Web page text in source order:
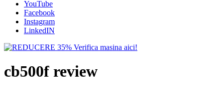
YouTube
Facebook
Instagram
LinkedIN
cb500f review